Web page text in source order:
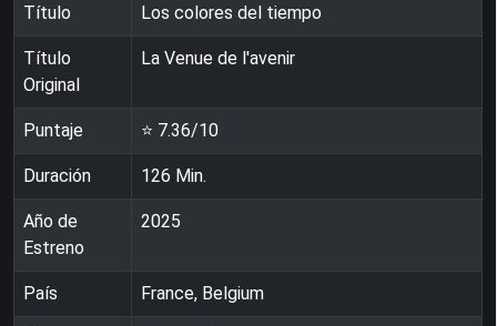
Título Los colores del tiempo
Título
Original
La Venue de l'avenir
Puntaje ⭐ 7.36/10
Duración 126 Min.
Año de
Estreno
2025
País France, Belgium